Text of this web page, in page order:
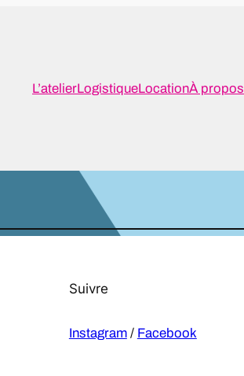
L’atelierLogistiqueLocationÀ propos
Suivre
Instagram/ Facebook